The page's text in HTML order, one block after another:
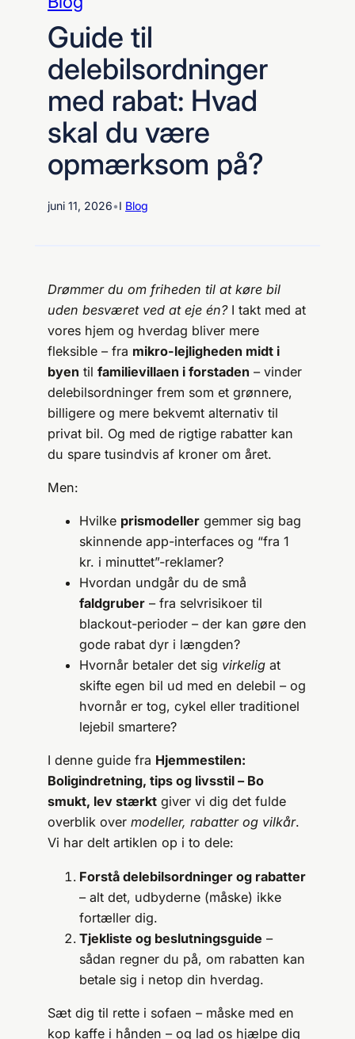
Guide til
delebilsordninger
med rabat: Hvad
skal du være
opmærksom på?
juni 11, 2026•I Blog
Drømmer du om friheden til at køre bil
uden besværet ved at eje én?I takt med at
vores hjem og hverdag bliver mere
fleksible – fra mikro-lejligheden midt i
byen til familievillaen i forstaden – vinder
delebilsordninger frem som et grønnere,
billigere og mere bekvemt alternativ til
privat bil. Og med de rigtige rabatter kan
du spare tusindvis af kroner om året.
Men:
Hvilke prismodeller gemmer sig bag
skinnende app-interfaces og “fra 1
kr. i minuttet”-reklamer?
Hvordan undgår du de små
faldgruber – fra selvrisikoer til
blackout-perioder – der kan gøre den
gode rabat dyr i længden?
Hvornår betaler det sig virkelig at
skifte egen bil ud med en delebil – og
hvornår er tog, cykel eller traditionel
lejebil smartere?
I denne guide fra Hjemmestilen:
Boligindretning, tips og livsstil – Bo
smukt, lev stærkt giver vi dig det fulde
overblik over modeller, rabatter og vilkår.
Vi har delt artiklen op i to dele:
Forstå delebilsordninger og rabatter
– alt det, udbyderne (måske) ikke
fortæller dig.
Tjekliste og beslutningsguide –
sådan regner du på, om rabatten kan
betale sig i netop din hverdag.
Sæt dig til rette i sofaen – måske med en
kop kaffe i hånden – og lad os hjælpe dig